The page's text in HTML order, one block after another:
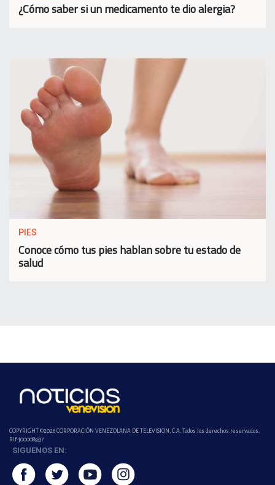
¿Cómo saber si un medicamento te dio alergia?
PIES
Conoce cómo tus pies hablan sobre tu estado de
salud
COPYRIGHT ©2026 CORPORACIÓN VENEZOLANA DE TELEVISION, C.A. Todos los derechos reservados.
Rif-j000089337
SIGUENOS EN: